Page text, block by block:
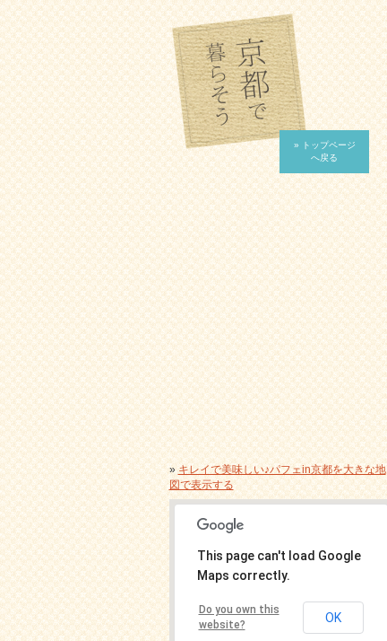
» トップページ
へ戻る
»キレイで美味しい♪パフェin京都を大きな地
図で表示する
This page can't load Google
Maps correctly.
Do you own this
website?
OK